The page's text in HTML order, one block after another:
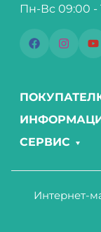
Пн-Вс 09:00 -
СЕРВИС
Интернет-